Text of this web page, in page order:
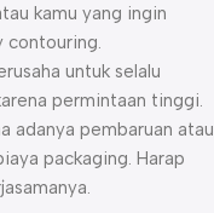
kamu yang ingin
untuk selalu
permintaan tinggi.
adanya pembaruan atau
packaging. Harap